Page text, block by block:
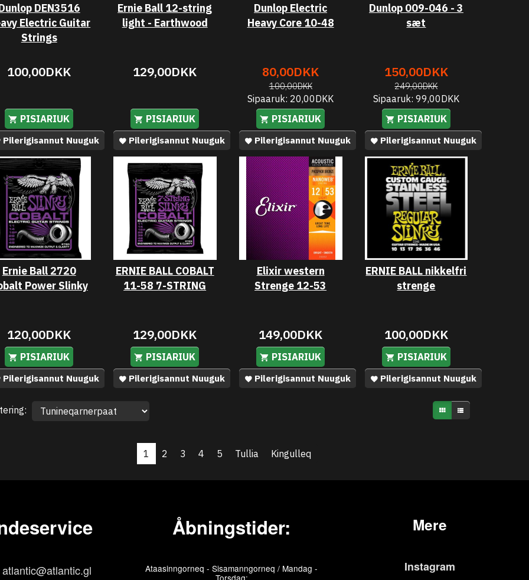
DEN3516
Electric Guitar
Strings
100,00DKK
PISIARIUK
Pilerigisannut Nuuguk
Ernie Ball 12-string
light - Earthwood
129,00DKK
PISIARIUK
Pilerigisannut Nuuguk
Dunlop Electric
Heavy Core 10-48
80,00DKK
100,00DKK
Sipaaruk: 20,00DKK
PISIARIUK
Pilerigisannut Nuuguk
Dunlop 009-046 - 3
sæt
150,00DKK
249,00DKK
Sipaaruk: 99,00DKK
PISIARIUK
Pilerigisannut Nuuguk
Ernie Ball 2720
Power Slinky
120,00DKK
PISIARIUK
Pilerigisannut Nuuguk
ERNIE BALL COBALT
11-58 7-STRING
129,00DKK
PISIARIUK
Pilerigisannut Nuuguk
Elixir western
Strenge 12-53
149,00DKK
PISIARIUK
Pilerigisannut Nuuguk
ERNIE BALL nikkelfri
strenge
100,00DKK
PISIARIUK
Pilerigisannut Nuuguk
1 2 3 4 5 Tullia Kingulleq
atlantic@atlantic.gl
Åbningstider:
Ataasinngorneq - Sisamanngorneq / Mandag -
Torsdag:
Mere
Instagram